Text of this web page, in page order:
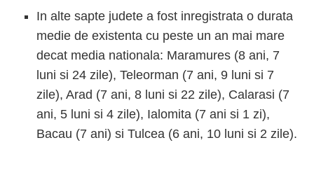
In alte sapte judete a fost inregistrata o durata
medie de existenta cu peste un an mai mare
decat media nationala: Maramures (8 ani, 7
luni si 24 zile), Teleorman (7 ani, 9 luni si 7
zile), Arad (7 ani, 8 luni si 22 zile), Calarasi (7
ani, 5 luni si 4 zile), Ialomita (7 ani si 1 zi),
Bacau (7 ani) si Tulcea (6 ani, 10 luni si 2 zile).